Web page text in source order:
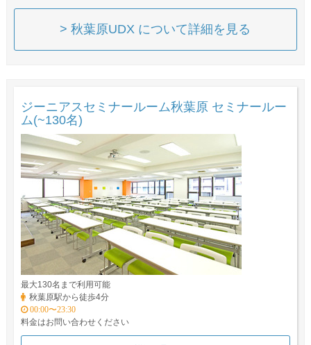
> 秋葉原UDX について詳細を見る
ジーニアスセミナールーム秋葉原 セミナールー
ム(~130名)
最大130名まで利用可能
秋葉原駅から徒歩4分
00:00〜23:30
料金はお問い合わせください